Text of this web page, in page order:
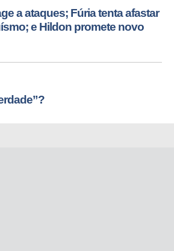
a ataques; Fúria tenta afastar
e Hildon promete novo